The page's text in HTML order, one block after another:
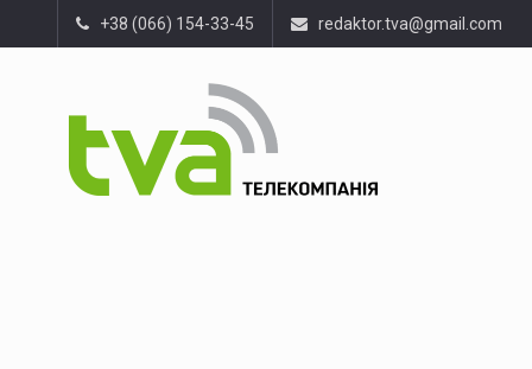
+38 (066) 154-33-45 redaktor.tva@gmail.com